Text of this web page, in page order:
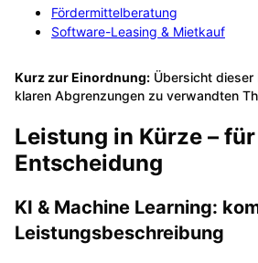
Fördermittelberatung
Software-Leasing & Mietkauf
Kurz zur Einordnung: Übersicht
klaren Abgrenzungen zu verwandten
Leistung in Kürze –
Entscheidung
KI & Machine Learning:
Leistungsbeschreibung